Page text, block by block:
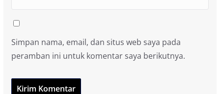
Simpan nama, email, dan situs web saya pada
peramban ini untuk komentar saya berikutnya.